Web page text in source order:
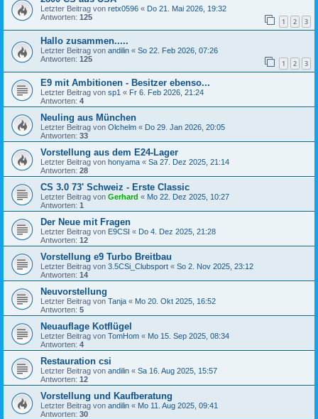
Letzter Beitrag von retx0596 « Do 21. Mai 2026, 19:32
Antworten: 125 1 2 3
Hallo zusammen.....
Letzter Beitrag von andilin « So 22. Feb 2026, 07:26
Antworten: 125 1 2 3
E9 mit Ambitionen - Besitzer ebenso...
Letzter Beitrag von sp1 « Fr 6. Feb 2026, 21:24
Antworten: 4
Neuling aus München
Letzter Beitrag von Olchelm « Do 29. Jan 2026, 20:05
Antworten: 33
Vorstellung aus dem E24-Lager
Letzter Beitrag von honyama « Sa 27. Dez 2025, 21:14
Antworten: 28
CS 3.0 73' Schweiz - Erste Classic
Letzter Beitrag von Gerhard « Mo 22. Dez 2025, 10:27
Antworten: 1
Der Neue mit Fragen
Letzter Beitrag von E9CSI « Do 4. Dez 2025, 21:28
Antworten: 12
Vorstellung e9 Turbo Breitbau
Letzter Beitrag von 3.5CSi_Clubsport « So 2. Nov 2025, 23:12
Antworten: 14
Neuvorstellung
Letzter Beitrag von Tanja « Mo 20. Okt 2025, 16:52
Antworten: 5
Neuauflage Kotflügel
Letzter Beitrag von TomHom « Mo 15. Sep 2025, 08:34
Antworten: 4
Restauration csi
Letzter Beitrag von andilin « Sa 16. Aug 2025, 15:57
Antworten: 12
Vorstellung und Kaufberatung
Letzter Beitrag von andilin « Mo 11. Aug 2025, 09:41
Antworten: 30